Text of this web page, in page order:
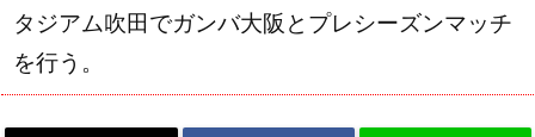
タジアム吹田でガンバ大阪とプレシーズンマッチ
を行う。